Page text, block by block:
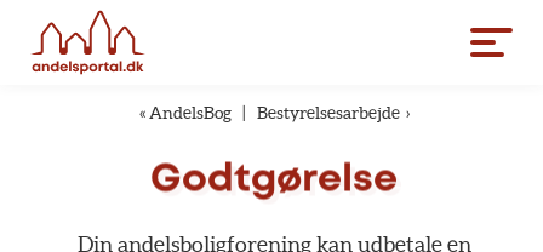
« AndelsBog Bestyrelsesarbejde ›
Godtgørelse
Din andelsboligforening kan udbetale en